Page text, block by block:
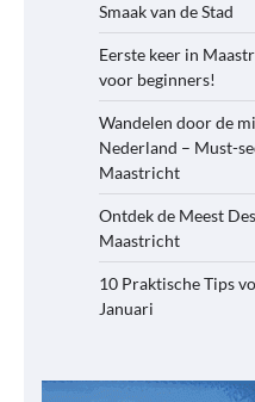
Smaak van de Stad
Eerste keer in
voor beginners!
Wandelen door de
Nederland – Must-
Maastricht
Ontdek de Meest
Maastricht
10 Praktische Tips
Januari